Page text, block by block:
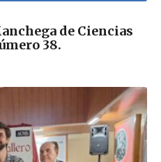
de Ciencias
38.